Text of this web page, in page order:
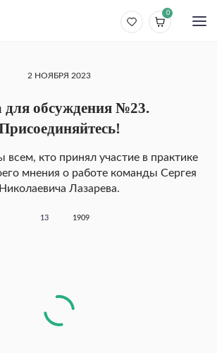
0
2 НОЯБРЯ 2023
для обсуждения №23.
кто принял участие в практике
мнения о работе команды Сергея
Николаевича Лазарева.
13 1909